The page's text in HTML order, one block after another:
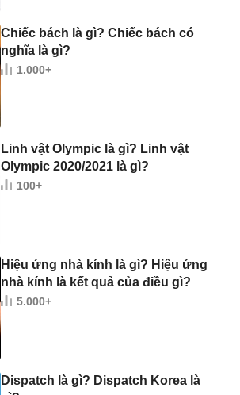
Chiếc bách là gì? Chiếc bách có
nghĩa là gì?
1.000+
Linh vật Olympic là gì? Linh vật
Olympic 2020/2021 là gì?
100+
Hiệu ứng nhà kính là gì? Hiệu ứng
nhà kính là kết quả của điều gì?
5.000+
Dispatch là gì? Dispatch Korea là